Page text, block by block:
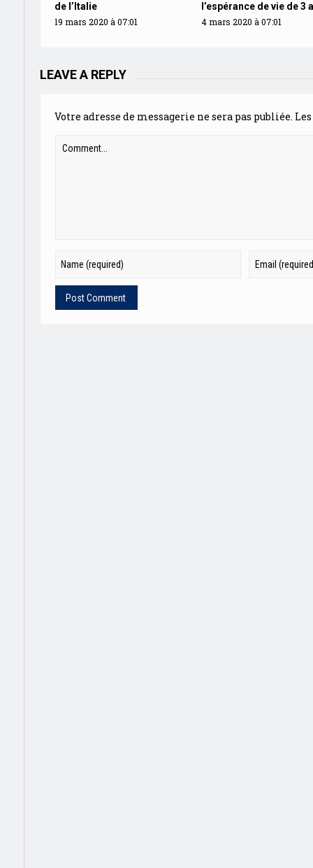
de l’Italie
19 mars 2020 à 07:01
l’espérance de vie de 3
4 mars 2020 à 07:01
LEAVE A REPLY
Votre adresse de messagerie ne sera pas publiée.